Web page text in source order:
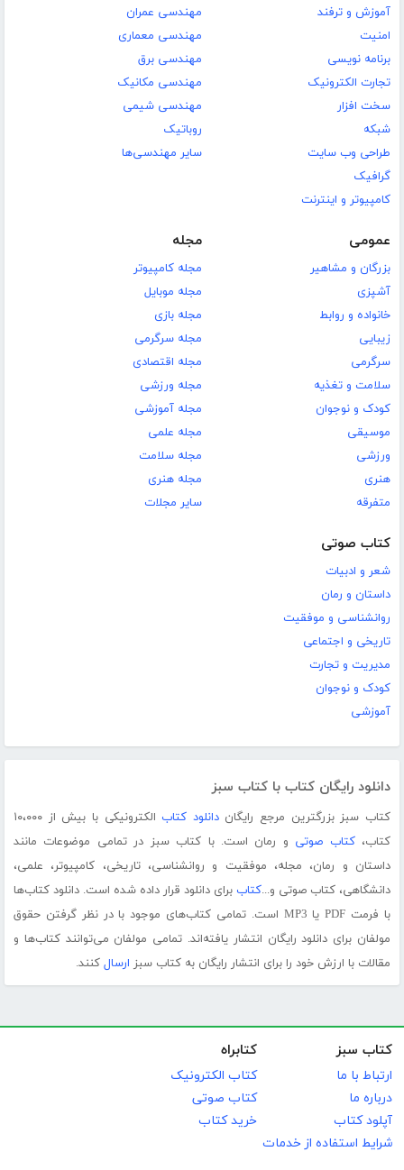
آموزش و ترفند
امنیت
برنامه نویسی
تجارت الکترونیک
سخت افزار
شبکه
طراحی وب سایت
گرافیک
کامپیوتر و اینترنت
مهندسی عمران
مهندسی معماری
مهندسی برق
مهندسی مکانیک
مهندسی شیمی
روباتیک
سایر مهندسی‌ها
عمومی
بزرگان و مشاهیر
آشپزی
خانواده و روابط
زیبایی
سرگرمی
سلامت و تغذیه
کودک و نوجوان
موسیقی
ورزشی
هنری
متفرقه
مجله
مجله کامپیوتر
مجله موبایل
مجله بازی
مجله سرگرمی
مجله اقتصادی
مجله ورزشی
مجله آموزشی
مجله علمی
مجله سلامت
مجله هنری
سایر مجلات
کتاب صوتی
شعر و ادبیات
داستان و رمان
روانشناسی و موفقیت
تاریخی و اجتماعی
مدیریت و تجارت
کودک و نوجوان
آموزشی
دانلود رایگان کتاب با کتاب سبز
کتاب سبز بزرگترین مرجع رایگاندانلود کتاب
الکترونیکی با بیش از ۱۰،۰۰۰
کتاب،کتاب صوتی و رمان است. با کتاب سبز در تمامی موضوعات مانند
داستان و رمان، مجله، موفقیت و روانشناسی، تاریخی، کامپیوتر، علمی،
دانشگاهی، کتاب صوتی و...کتاب برای دانلود قرار داده شده است. دانلود کتاب‌ها
با فرمت PDF یا MP3 است. تمامی کتاب‌های موجود با در نظر گرفتن حقوق
مولفان برای دانلود رایگان انتشار یافته‌اند. تمامی مولفان می‌توانند کتاب‌ها و
مقالات با ارزش خود را برای انتشار رایگان به کتاب سبز ارسال کنند.
کتاب سبز
ارتباط با ما
درباره ما
آپلود کتاب
شرایط استفاده از خدمات
کتابراه
کتاب الکترونیک
کتاب صوتی
خرید کتاب